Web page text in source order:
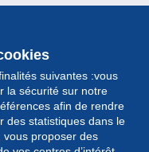
suivantes :vous
la sécurité sur notre
afin de rendre
des statistiques dans le
vous proposer des